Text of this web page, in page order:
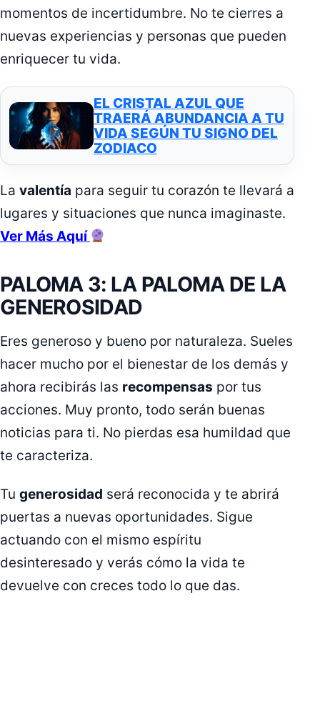
momentos de incertidumbre. No te cierres a
nuevas experiencias y personas que pueden
enriquecer tu vida.
EL CRISTAL AZUL QUE
TRAERÁ ABUNDANCIA A TU
VIDA SEGÚN TU SIGNO DEL
ZODIACO
La valentía para seguir tu corazón te llevará a
lugares y situaciones que nunca imaginaste.
Ver Más Aquí
PALOMA 3: LA PALOMA DE LA
GENEROSIDAD
Eres generoso y bueno por naturaleza. Sueles
hacer mucho por el bienestar de los demás y
ahora recibirás las recompensas por tus
acciones. Muy pronto, todo serán buenas
noticias para ti. No pierdas esa humildad que
te caracteriza.
Tu generosidad será reconocida y te abrirá
puertas a nuevas oportunidades. Sigue
actuando con el mismo espíritu
desinteresado y verás cómo la vida te
devuelve con creces todo lo que das.